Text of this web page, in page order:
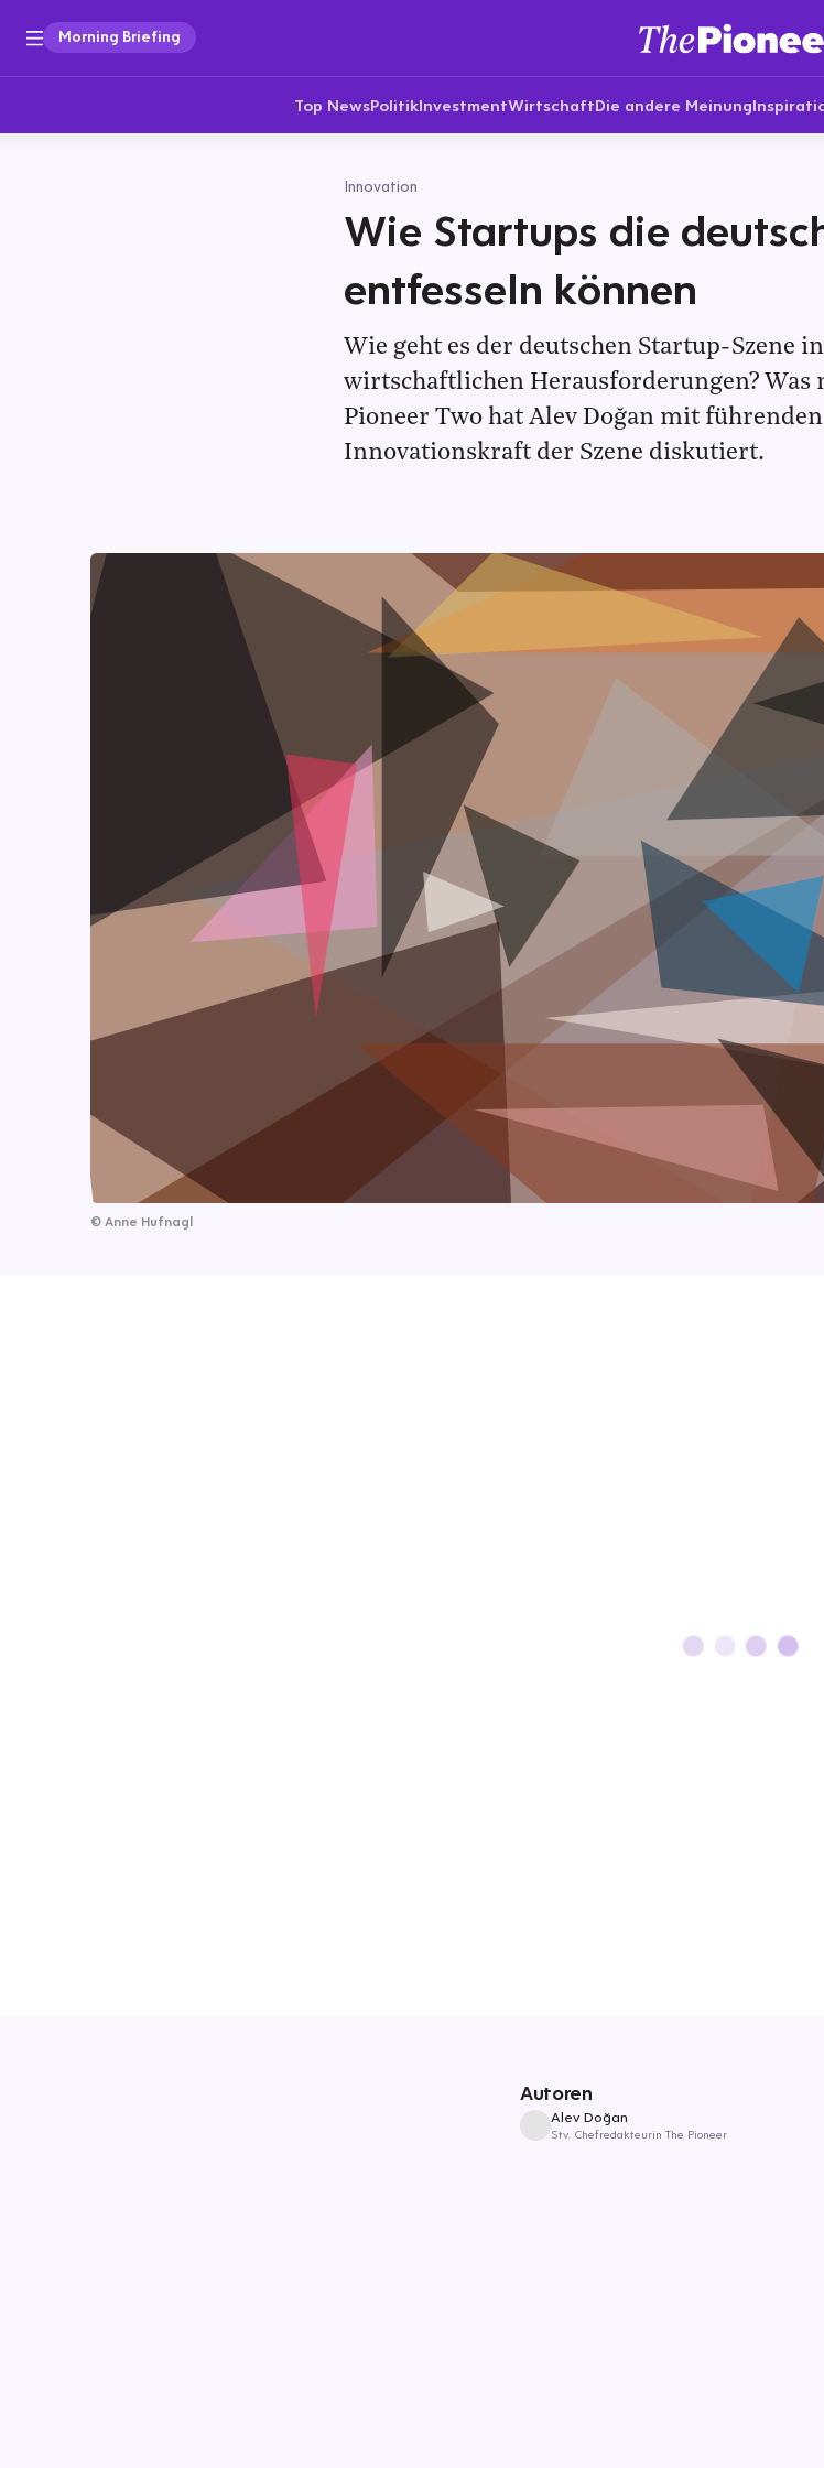
Morning Briefing
Top NewsPolitikInvestmentWirtschaftDie andere Meinung
Innovation
Wie Startups die
entfesseln können
Wie geht es der deutschen Startup-Szene
wirtschaftlichen Herausforderungen? Was
Pioneer Two hat Alev Doğan mit
Innovationskraft der Szene diskutiert.
© Anne Hufnagl
Autoren
Alev Doğan
Stv. Chefredakteurin The Pioneer